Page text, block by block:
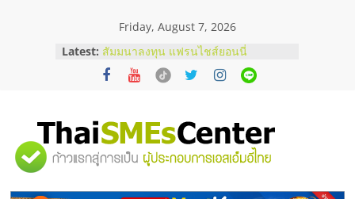
Friday, August 7, 2026
Latest: สัมมนาลงทุน แฟรนไชส์ยอนนี่
ThaiFranchise Meet Up จับคู่แฟรน
ไชส์ ครั้งที่ 8
บริษัท Cybersecurity ในไทยที่ไหนดี?
วิธีเลือกผู้ให้บริการให้คุ้มค่าและตอบ
โจทย์ธุรกิจ
เริ่มยังไงให้ผ่านฉลุย
"ศูนย์